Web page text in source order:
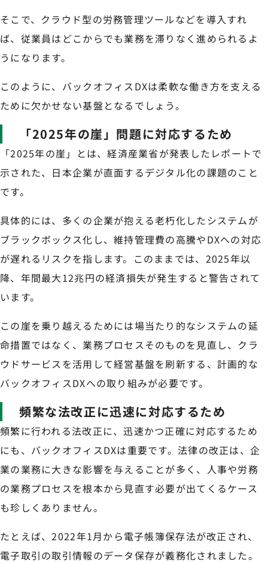
そこで、クラウド型の労務管理ツールなどを導入すれ
ば、従業員はどこからでも業務を滞りなく進められるよ
うになります。
このように、バックオフィスDXは柔軟な働き方を支える
ために欠かせない基盤となるでしょう。
「2025年の崖」問題に対応するため
「2025年の崖」とは、経済産業省が発表したレポートで
示された、日本企業が直面するデジタル化の課題のこと
です。
具体的には、多くの企業が抱える老朽化したシステムが
ブラックボックス化し、維持管理費の高騰やDXへの対応
が遅れるリスクを指します。このままでは、2025年以
降、年間最大12兆円の経済損失が発生すると警告されて
います。
この崖を乗り越えるためには場当たり的なシステムの延
命措置ではなく、業務プロセスそのものを見直し、クラ
ウドサービスを活用して経営基盤を刷新する、計画的な
バックオフィスDXへの取り組みが必要です。
頻繁な法改正に迅速に対応するため
頻繁に行われる法改正に、迅速かつ正確に対応するため
にも、バックオフィスDXは重要です。法律の改正は、企
業の業務に大きな影響を与えることが多く、人事や労務
の業務プロセスを根本から見直す必要が出てくるケース
も珍しくありません。
たとえば、2022年1月から電子帳簿保存法が改正され、
電子取引の取引情報のデータ保存が義務化されました。